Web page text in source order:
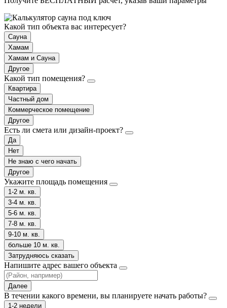
Какой тип объекта вас интересует?
Сауна
Хамам
Хамам и Сауна
Другое
Какой тип помещения?
Квартира
Частный дом
Коммерческое помещение
Другое
Есть ли смета или дизайн-проект?
Да
Нет
Не знаю с чего начать
Другое
Укажите площадь помещения
1-2 м. кв.
3-4 м. кв.
5-6 м. кв.
7-8 м. кв.
9-10 м. кв.
больше 10 м. кв.
Затрудняюсь сказать
Напишите адрес вашего объекта
Далее
В течении какого времени, вы планируете начать работы?
1-2 недели